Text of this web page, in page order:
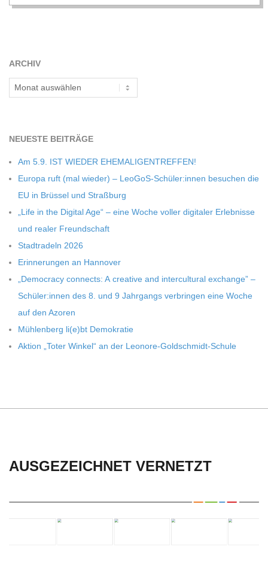
S
C
H
L
E
ARCHIV
Archiv
NEU­ESTE BEITRÄGE
Am 5.9. IST WIEDER EHEMALIGENTREFFEN!
Europa ruft (mal wie­der) – LeoGoS-Schüler:innen besu­chen die
EU in Brüs­sel und Straßburg
„Life in the Digi­tal Age“ – eine Woche vol­ler digi­ta­ler Erleb­nisse
und rea­ler Freundschaft
Stadt­ra­deln 2026
Erin­ne­run­gen an Hannover
„Demo­cracy con­nects: A crea­tive and inter­cul­tu­ral exch­ange” –
Schüler:innen des 8. und 9 Jahr­gangs ver­brin­gen eine Woche
auf den Azoren
Müh­len­berg li(e)bt Demokratie
Aktion „Toter Win­kel“ an der Leonore-Goldschmidt-Schule
AUSGEZEICHNET VERNETZT